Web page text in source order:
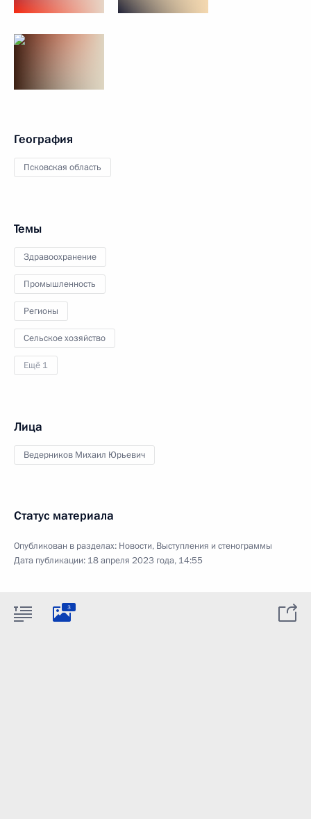
География
Псковская область
Темы
Здравоохранение
Промышленность
Регионы
Сельское хозяйство
Ещё 1
Лица
Ведерников Михаил Юрьевич
Статус материала
Опубликован в разделах: Новости, Выступления и стенограммы
Дата публикации: 18 апреля 2023 года, 14:55
3